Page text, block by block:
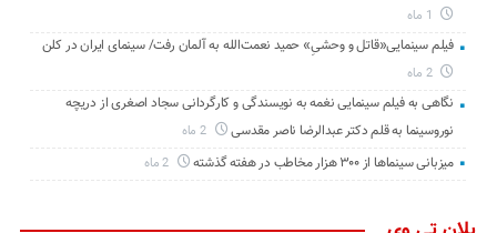
فیلم سینمایی«قاتل و وحشیِ» حمید نعمت‌الله به آلمان رفت/ سینمای ایران در کلن
2 ماه
نگاهی به فیلم سینمایی نغمه به نویسندگی و کارگردانی سجاد اصغری از دریچه
نوروسینما به قلم دکتر عبدالرضا ناصر مقدسی
2 ماه
میزبانی سینماها از ۳۰۰ هزار مخاطب در هفته گذشته 2 ماه